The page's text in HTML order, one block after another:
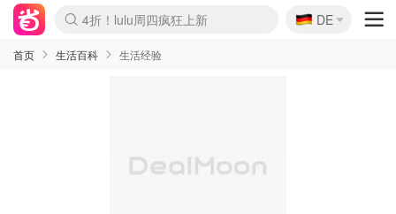
Boticinal 夏促开抢！
4折！lulu周四疯狂上新
还没结束！&OtherStories大促
Joybuy变相75折 随时失效
速领！Stanley独家85折
疑似霸哥！Camper额外叠85折
Zalando 奥莱闪促！每日更新
Moncler反季囤！5折起+叠9折
Coach Brooklyn仅€192
🇩🇪
DE
首页 生活百科 生活经验